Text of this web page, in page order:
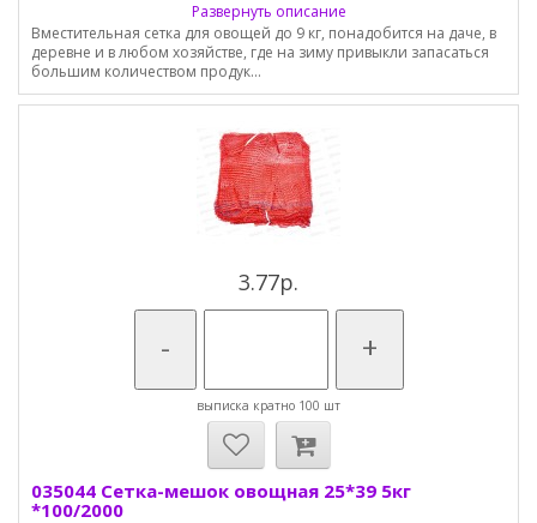
Развернуть описание
Вместительная сетка для овощей до 9 кг, понадобится на даче, в
деревне и в любом хозяйстве, где на зиму привыкли запасаться
большим количеством продук...
3.77р.
- +
выписка кратно 100 шт
035044 Сетка-мешок овощная 25*39 5кг
*100/2000